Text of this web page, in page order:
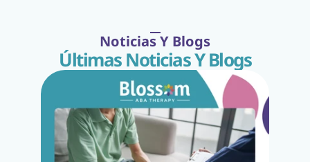
Noticias Y Blogs
Últimas Noticias Y Blogs